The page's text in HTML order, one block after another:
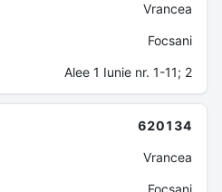
Vrancea
Focsani
Alee 1 Iunie nr. 1-11; 2
620134
Vrancea
Focsani